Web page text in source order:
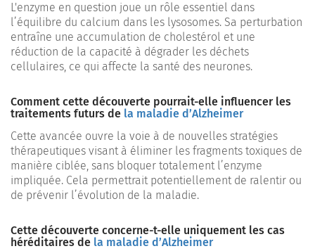
L'enzyme en question joue un rôle essentiel dans
l’équilibre du calcium dans les lysosomes. Sa perturbation
entraîne une accumulation de cholestérol et une
réduction de la capacité à dégrader les déchets
cellulaires, ce qui affecte la santé des neurones.
Comment cette découverte pourrait-elle influencer les
traitements futurs de la maladie d’Alzheimer
Cette avancée ouvre la voie à de nouvelles stratégies
thérapeutiques visant à éliminer les fragments toxiques de
manière ciblée, sans bloquer totalement l’enzyme
impliquée. Cela permettrait potentiellement de ralentir ou
de prévenir l’évolution de la maladie.
Cette découverte concerne-t-elle uniquement les cas
héréditaires de la maladie d’Alzheimer